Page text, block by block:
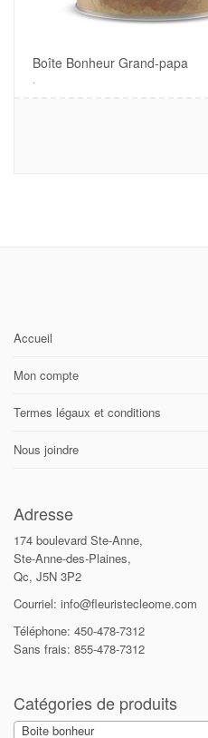
Boîte Bonheur Grand-papa
Accueil
Mon compte
Termes légaux et conditions
Nous joindre
Adresse
174 boulevard Ste-Anne,
Ste-Anne-des-Plaines,
Qc, J5N 3P2
Courriel: info@fleuristecleome.com
Téléphone: 450-478-7312
Sans frais: 855-478-7312
Catégories de produits
Boite bonheur